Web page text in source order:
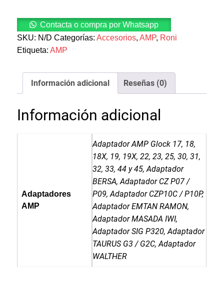
Contacta o compra por Whatsapp
SKU: N/D Categorías:Accesorios,AMP, Roni
Etiqueta:AMP
Información adicional Reseñas (0)
Información adicional
Adaptadores
AMP
Adaptador AMP Glock 17, 18,
18X, 19, 19X, 22, 23, 25, 30, 31,
32, 33, 44 y 45, Adaptador
BERSA, Adaptador CZ P07 /
P09, Adaptador CZP10C / P10P,
Adaptador EMTAN RAMON,
Adaptador MASADA IWI,
Adaptador SIG P320, Adaptador
TAURUS G3 / G2C, Adaptador
WALTHER